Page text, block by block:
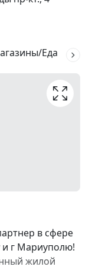
Еда
в сфере
г Мариуполю!
жилой